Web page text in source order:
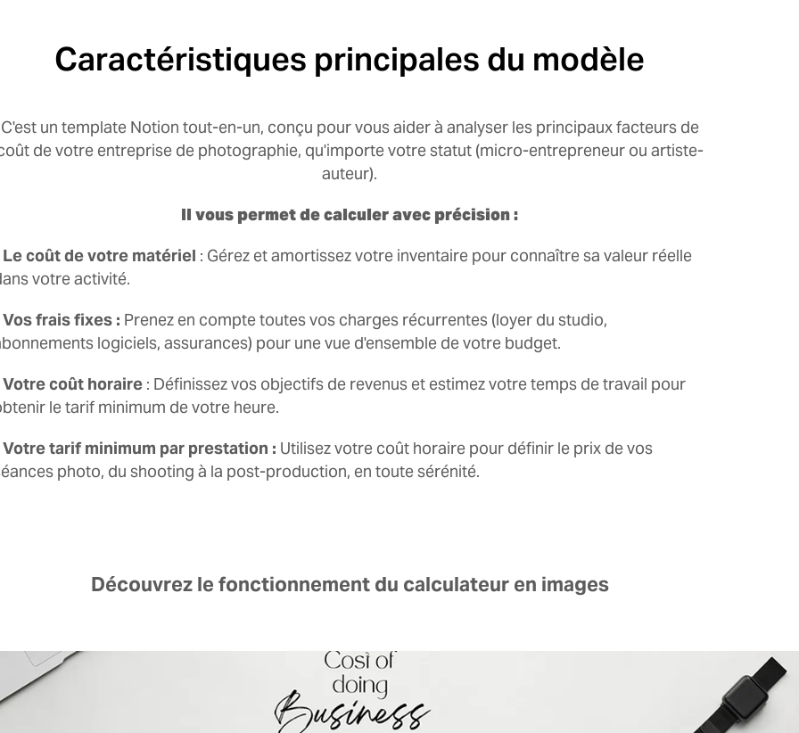
Caractéristiques principales du modèle
C'est un template Notion tout-en-un, conçu pour vous aider à analyser les principaux facteurs de
de votre entreprise de photographie, qu'importe votre statut (micro-entrepreneur ou artiste-
auteur).
Il vous permet de calculer avec précision :
Le coût de votre matériel : Gérez et amortissez votre inventaire pour connaître sa valeur réelle
votre activité.
Vos frais fixes : Prenez en compte toutes vos charges récurrentes (loyer du studio,
logiciels, assurances) pour une vue d'ensemble de votre budget.
Votre coût horaire : Définissez vos objectifs de revenus et estimez votre temps de travail pour
le tarif minimum de votre heure.
Votre tarif minimum par prestation : Utilisez votre coût horaire pour définir le prix de vos
photo, du shooting à la post-production, en toute sérénité.
Découvrez le fonctionnement du calculateur en images